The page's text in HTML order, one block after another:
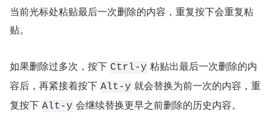
当前光标处粘贴最后一次删除的内容，重复按下会重复粘
贴。
如果删除过多次，按下 Ctrl-y 粘贴出最后一次删除的内
容后，再紧接着按下 Alt-y 就会替换为前一次的内容，重
复按下 Alt-y 会继续替换更早之前删除的历史内容。